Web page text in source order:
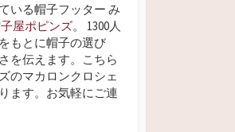
いる帽子フッター み
屋ポピンズ。 1300人
もとに帽子の選び
を伝えます。こちら
のマカロンクロシェ
ます。お気軽にご連